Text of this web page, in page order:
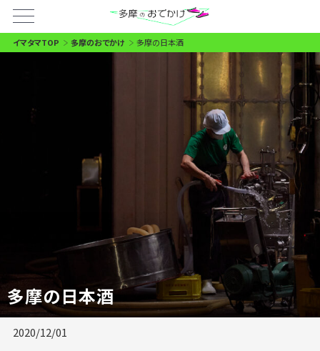
イマタマTOP 多摩のおでかけ 多摩の日本酒
多摩の日本酒
2020/12/01